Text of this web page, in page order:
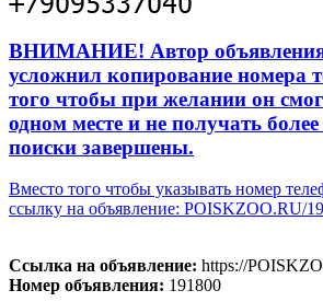
ВНИМАНИЕ! Автор объявления
усложнил копирование номера
того чтобы при желании он
одном месте и не получать
поиски завершены.
Вместо того чтобы указывать номер
ссылку на объявление: POISKZOO.RU/
Ссылка на объявление: https://
Номер объявления: 191800